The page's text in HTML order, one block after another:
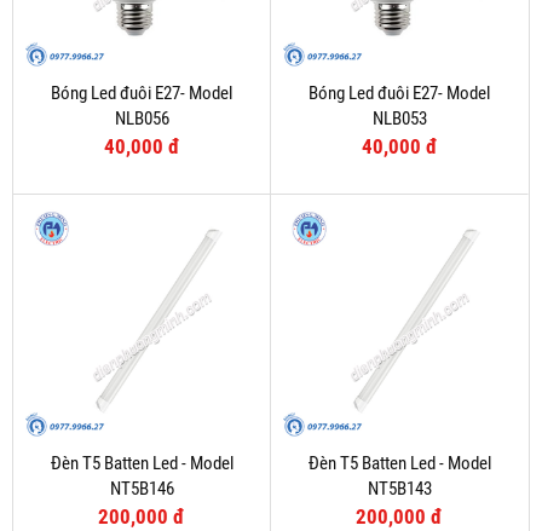
Bóng Led đuôi E27- Model
NLB056
40,000 đ
Bóng Led đuôi E27- Model
NLB053
40,000 đ
Đèn T5 Batten Led - Model
NT5B146
200,000 đ
Đèn T5 Batten Led - Model
NT5B143
200,000 đ